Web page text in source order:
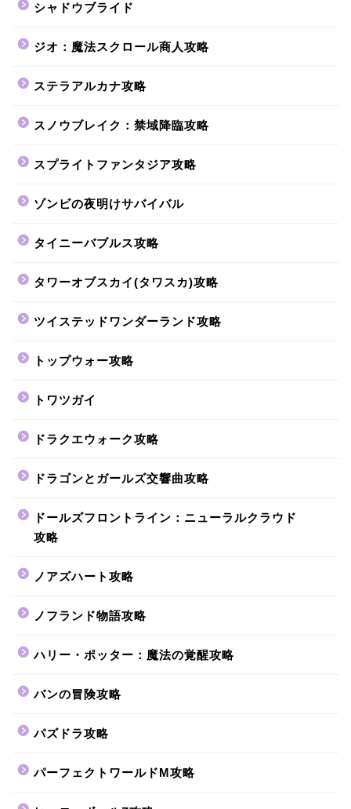
シャドウブライド
ジオ：魔法スクロール商人攻略
ステラアルカナ攻略
スノウブレイク：禁域降臨攻略
スプライトファンタジア攻略
ゾンビの夜明けサバイバル
タイニーバブルス攻略
タワーオブスカイ(タワスカ)攻略
ツイステッドワンダーランド攻略
トップウォー攻略
トワツガイ
ドラクエウォーク攻略
ドラゴンとガールズ交響曲攻略
ドールズフロントライン：ニューラルクラウド
攻略
ノアズハート攻略
ノフランド物語攻略
ハリー・ポッター：魔法の覚醒攻略
バンの冒険攻略
パズドラ攻略
パーフェクトワールドM攻略